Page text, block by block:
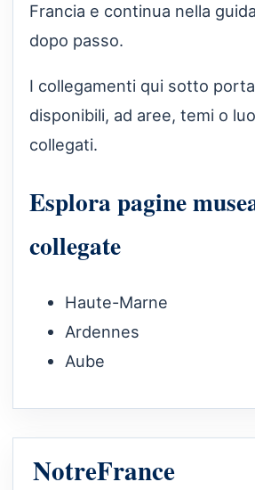
Francia e continua nella
dopo passo.
I collegamenti qui sotto
disponibili, ad aree, temi o
collegati.
Esplora pagine
collegate
Haute-Marne
Ardennes
Aube
NotreFrance